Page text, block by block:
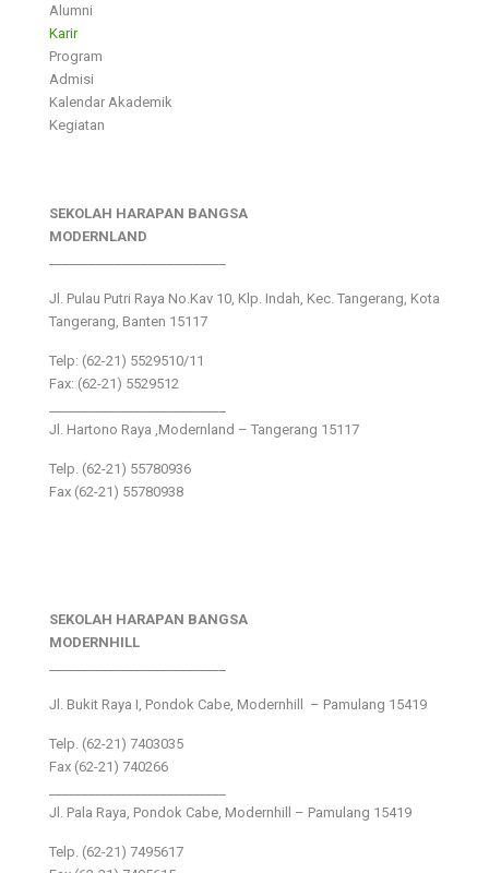
Alumni
Karir
Program
Admisi
Kalendar Akademik
Kegiatan
SEKOLAH HARAPAN BANGSA
MODERNLAND
Jl. Pulau Putri Raya No.Kav 10, Klp. Indah, Kec. Tangerang, Kota
Tangerang, Banten 15117
Telp: (62-21) 5529510/11
Fax: (62-21) 5529512
Jl. Hartono Raya ,Modernland – Tangerang 15117
Telp. (62-21) 55780936
Fax (62-21) 55780938
SEKOLAH HARAPAN BANGSA
MODERNHILL
Jl. Bukit Raya I, Pondok Cabe, Modernhill – Pamulang 15419
Telp. (62-21) 7403035
Fax (62-21) 740266
Jl. Pala Raya, Pondok Cabe, Modernhill – Pamulang 15419
Telp. (62-21) 7495617